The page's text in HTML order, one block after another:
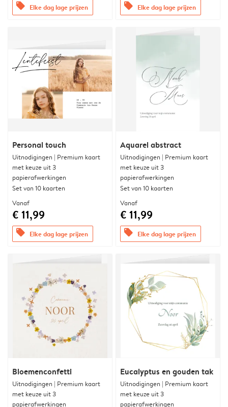
offers Elke dag lage prijzen offers Elke dag lage prijzen
Personal touch
Uitnodigingen | Premium kaart
met keuze uit 3
papierafwerkingen
Set van 10 kaarten
Vanaf
€ 11,99
offers Elke dag lage prijzen
Aquarel abstract
Uitnodigingen | Premium kaart
met keuze uit 3
papierafwerkingen
Set van 10 kaarten
Vanaf
€ 11,99
offers Elke dag lage prijzen
Bloemenconfetti
Uitnodigingen | Premium kaart
met keuze uit 3
papierafwerkingen
Eucalyptus en gouden tak
Uitnodigingen | Premium kaart
met keuze uit 3
papierafwerkingen